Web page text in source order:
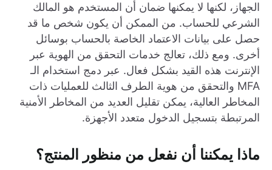
الجهاز، لكنها لا يمكنها ضمان أن المستخدم هو المالك
الشرعي للحساب. من الممكن أن يكون شخص ما قد
حصل على بيانات الاعتماد الخاصة بالحساب بوسائل
أخرى. ومع ذلك، تعالج خدمات التحقق من الهوية عبر
الإنترنت هذه القيد بشكل فعال. عبر دمج استخدام الـ
MFA والتحقق من هوية الطرف الثالث للعمليات ذات
المخاطر العالية، يمكن تقليل العديد من المخاطر الأمنية
المرتبطة بتسجيل الدخول متعدد الأجهزة.
ماذا يمكننا أن نفعل من منظور المنتج؟